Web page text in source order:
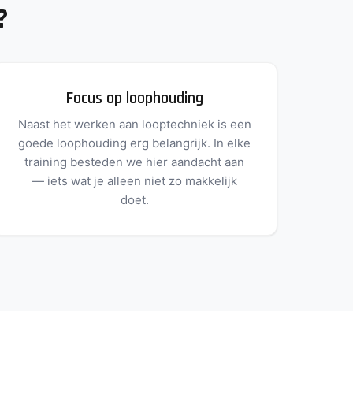
Focus op loophouding
Naast het werken aan looptechniek is een
goede loophouding erg belangrijk. In elke
training besteden we hier aandacht aan
— iets wat je alleen niet zo makkelijk
doet.